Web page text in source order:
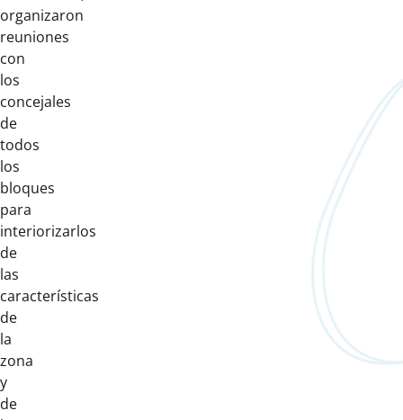
organizaron
reuniones
con
los
concejales
de
todos
los
bloques
para
interiorizarlos
de
las
características
de
la
zona
y
de